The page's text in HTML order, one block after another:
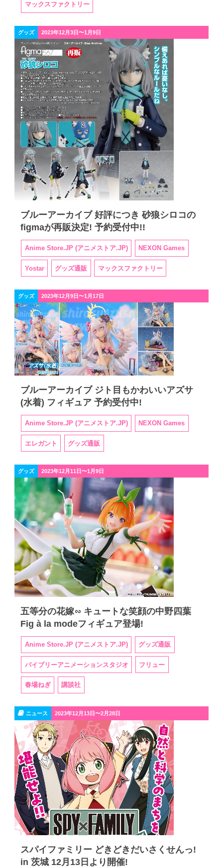
マックスファクトリー
グッズ 2023年12月3日〜1月9日
ブルーアーカイブ 好評につき 砂狼シロコの
figmaが再販決定! 予約受付中!!
Anime Store.JP (アニメストア.JP) NEXON Games
Yostar グッズ通販 マックスファクトリー
グッズ 2023年12月9日〜1月17日
ブルーアーカイブ ジト目もかわいいアズサ
(水着) フィギュア 予約受付中!
Anime Store.JP (アニメストア.JP) NEXON Games
エレガント グッズ通販
グッズ 2023年12月11日〜1月9日
五等分の花嫁∽ キュートな笑顔の中野四葉
Fig à la modeフィギュア登場!
Anime Store.JP (アニメストア.JP) グッズ通販
バイブリーアニメーションスタジオ フリュー
春場ねぎ 講談社
ニュース 2023年12月13日〜2月28日
スパイファミリー どきどきだいさくせんっ!
in 茨城 12月13日より開催!